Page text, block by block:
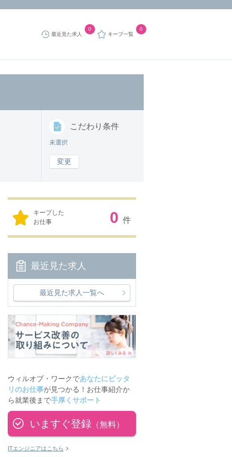
最近見た求人
0
キープ一覧
0
こだわり 条件
未選択
変更
キープした
お仕事
0 件
最近見た求人
最近見た求人一覧へ
ウィルオブ・ワークであなたにピッタ
リのお仕事が見つかる！お仕事紹介か
ら就業後まで手厚くサポート
いますぐ登録 （無料）
ITエンジニアはこちら